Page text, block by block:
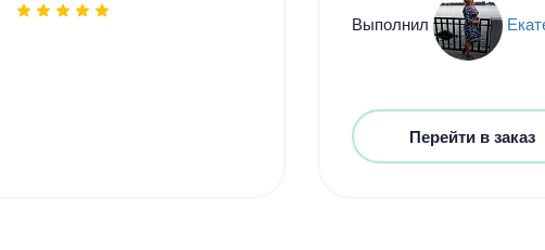
Выполнил
Перейти в заказ